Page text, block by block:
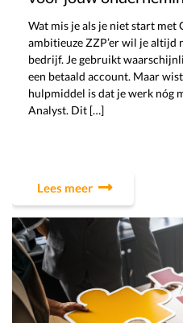
Wat mis je als je niet start met
ambitieuze ZZP’er wil je altijd
bedrijf. Je gebruikt
een betaald account. Maar
hulpmiddel is dat je werk nóg
Analyst. Dit […]
Lees meer